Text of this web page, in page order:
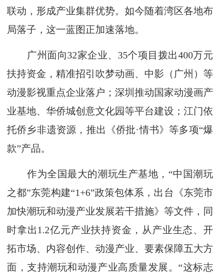
联动，形成产业集群优势。如今随着湾区各地布
局落子，这一蓝图正加速落地。
广州面向32家企业、35个项目拨出400万元
扶持资金，精准招引吹梦动画、中影（广州）等
动漫影视重点企业落户；深圳推动国家动漫画产
业基地、华侨城创意文化园等平台建设；江门依
托侨乡非遗资源，推出《侨批·情书》等多项“爆
款”产品。
作为全国最大的潮玩生产基地，“中国潮玩
之都”东莞构建“1+6”政策包体系，出台《东莞市
加快潮玩和动漫产业发展若干措施》等文件，同
时拿出1.2亿元产业扶持资金，从产业生态、开
拓市场、内容创作、动漫产业、要素保障五大方
面，支持潮玩和动漫产业高质量发展。“这标志